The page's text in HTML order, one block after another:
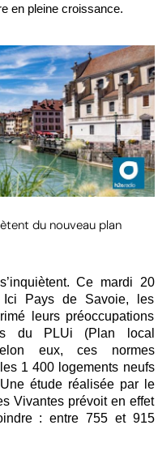
en pleine croissance.
du nouveau plan
Ce mardi 20
Pays de Savoie, les
leurs préoccupations
du PLUi (Plan local
eux, ces normes
1 400 logements neufs
étude réalisée par le
Vivantes prévoit en effet
: entre 755 et 915